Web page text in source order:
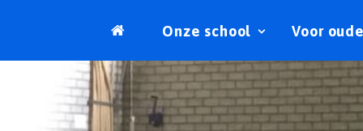
Onze school Voor